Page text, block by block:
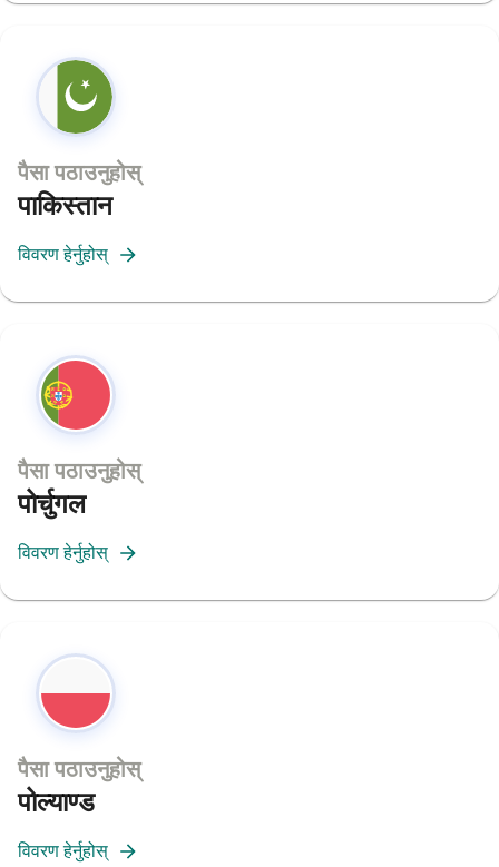
पैसा पठाउनुहोस्
पाकिस्तान
विवरण हेर्नुहोस्
पैसा पठाउनुहोस्
पोर्चुगल
विवरण हेर्नुहोस्
पैसा पठाउनुहोस्
पोल्याण्ड
विवरण हेर्नुहोस्